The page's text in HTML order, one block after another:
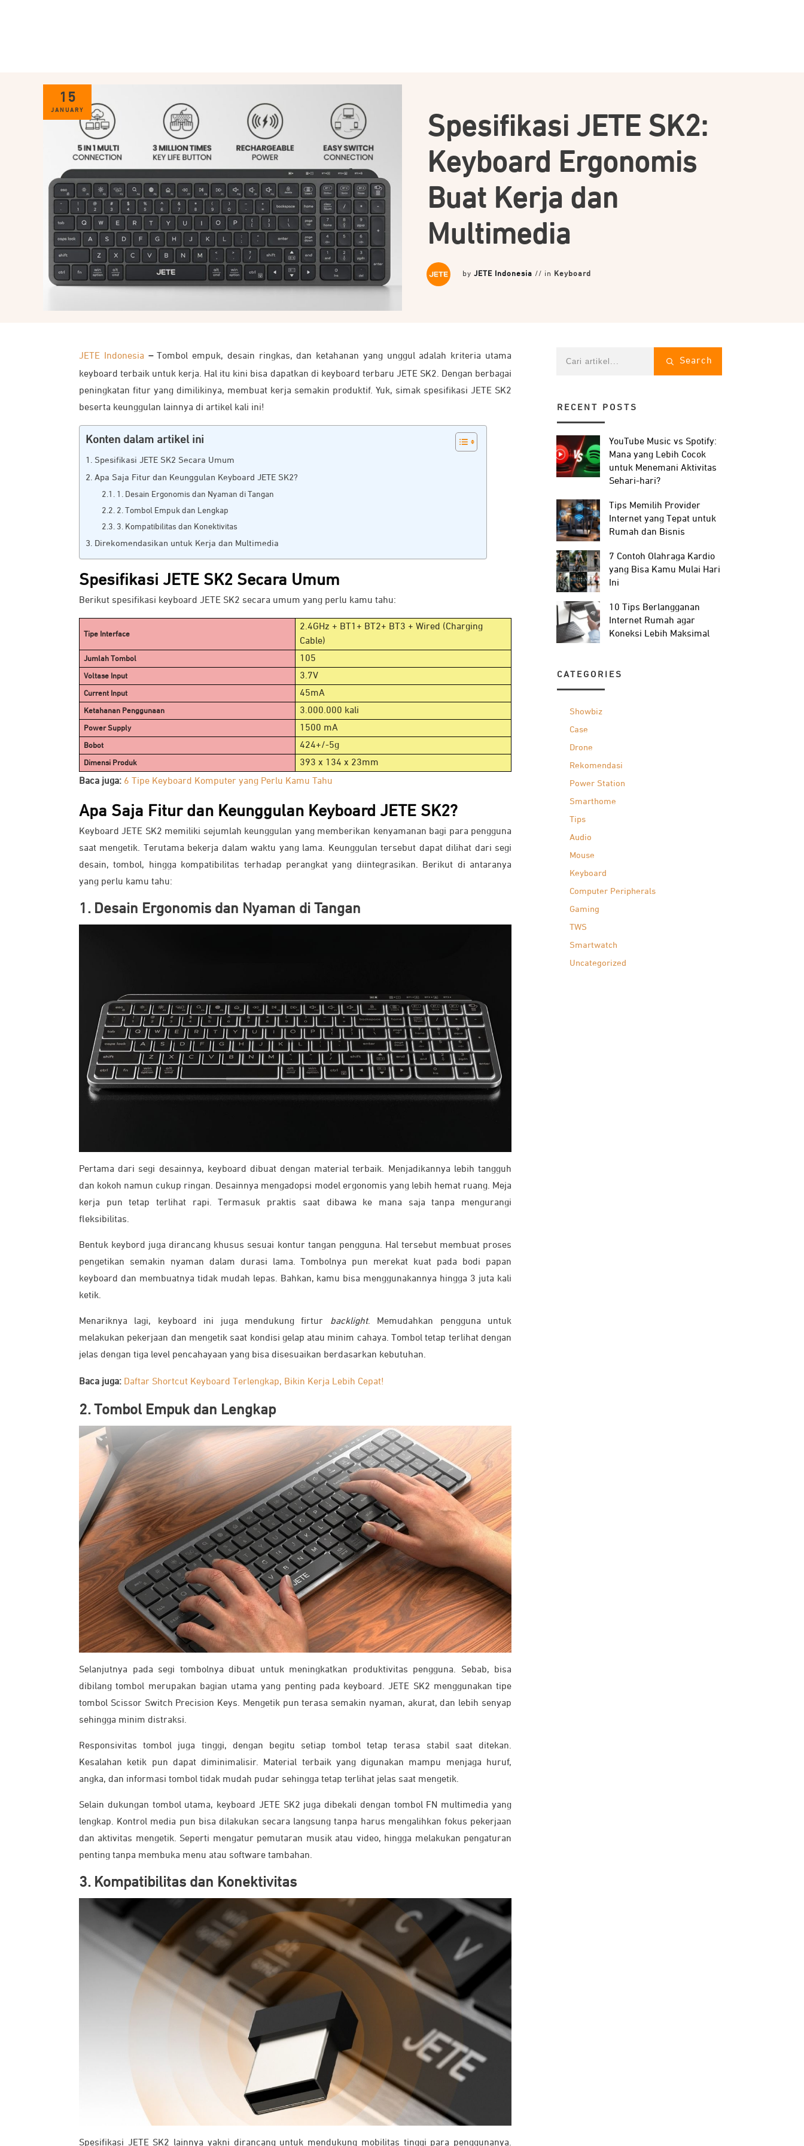
15
JANUARY
Spesifikasi JETE SK2:
Keyboard Ergonomis
Buat Kerja dan
Multimedia
byJETE Indonesia // in Keyboard
JETE Indonesia –
Tombol empuk, desain ringkas, dan ketahanan yang unggul adalah kriteria utama
keyboard terbaik untuk kerja. Hal itu kini bisa dapatkan di keyboard terbaru JETE SK2. Dengan berbagai
peningkatan fitur yang dimilikinya, membuat kerja semakin produktif. Yuk, simak spesifikasi JETE SK2
beserta keunggulan lainnya di artikel kali ini!
Konten dalam artikel ini
Spesifikasi JETE SK2 Secara Umum
Apa Saja Fitur dan Keunggulan Keyboard JETE SK2?
1. Desain Ergonomis dan Nyaman di Tangan
2. Tombol Empuk dan Lengkap
3. Kompatibilitas dan Konektivitas
Direkomendasikan untuk Kerja dan Multimedia
Spesifikasi JETE SK2 Secara Umum
Berikut spesifikasi keyboard JETE SK2 secara umum yang perlu kamu tahu:
Tipe Interface
2.4GHz + BT1+ BT2+ BT3 + Wired (Charging
Cable)
Jumlah Tombol 105
Voltase Input 3.7V
Current Input 45mA
Ketahanan Penggunaan 3.000.000 kali
Power Supply 1500 mA
Bobot 424+/-5g
Dimensi Produk
393 x 134 x 23mm
Baca juga: 6 Tipe Keyboard Komputer yang Perlu Kamu Tahu
Apa Saja Fitur dan Keunggulan Keyboard JETE SK2?
Keyboard JETE SK2 memiliki sejumlah keunggulan yang memberikan kenyamanan bagi para pengguna
saat mengetik. Terutama bekerja dalam waktu yang lama. Keunggulan tersebut dapat dilihat dari segi
desain, tombol, hingga kompatibilitas terhadap perangkat yang diintegrasikan. Berikut di antaranya
yang perlu kamu tahu:
1. Desain Ergonomis dan Nyaman di Tangan
Pertama dari segi desainnya, keyboard dibuat dengan material terbaik. Menjadikannya lebih tangguh
dan kokoh namun cukup ringan. Desainnya mengadopsi model ergonomis yang lebih hemat ruang. Meja
kerja pun tetap terlihat rapi. Termasuk praktis saat dibawa ke mana saja tanpa mengurangi
fleksibilitas.
Bentuk keybord juga dirancang khusus sesuai kontur tangan pengguna. Hal tersebut membuat proses
pengetikan semakin nyaman dalam durasi lama. Tombolnya pun merekat kuat pada bodi papan
keyboard dan membuatnya tidak mudah lepas. Bahkan, kamu bisa menggunakannya hingga 3 juta kali
ketik.
Menariknya lagi, keyboard ini juga mendukung firtur backlight. Memudahkan pengguna untuk
melakukan pekerjaan dan mengetik saat kondisi gelap atau minim cahaya. Tombol tetap terlihat dengan
jelas dengan tiga level pencahayaan yang bisa disesuaikan berdasarkan kebutuhan.
Baca juga: Daftar Shortcut Keyboard Terlengkap, Bikin Kerja Lebih Cepat!
2. Tombol Empuk dan Lengkap
Selanjutnya pada segi tombolnya dibuat untuk meningkatkan produktivitas pengguna. Sebab, bisa
dibilang tombol merupakan bagian utama yang penting pada keyboard. JETE SK2 menggunakan tipe
tombol Scissor Switch Precision Keys. Mengetik pun terasa semakin nyaman, akurat, dan lebih senyap
sehingga minim distraksi.
Responsivitas tombol juga tinggi, dengan begitu setiap tombol tetap terasa stabil saat ditekan.
Kesalahan ketik pun dapat diminimalisir. Material terbaik yang digunakan mampu menjaga huruf,
angka, dan informasi tombol tidak mudah pudar sehingga tetap terlihat jelas saat mengetik.
Selain dukungan tombol utama, keyboard JETE SK2 juga dibekali dengan tombol FN multimedia yang
lengkap. Kontrol media pun bisa dilakukan secara langsung tanpa harus mengalihkan fokus pekerjaan
dan aktivitas mengetik. Seperti mengatur pemutaran musik atau video, hingga melakukan pengaturan
penting tanpa membuka menu atau software tambahan.
3. Kompatibilitas dan Konektivitas
Spesifikasi JETE SK2 lainnya yakni dirancang untuk mendukung mobilitas tinggi para penggunanya.
Search
RECENT POSTS
YouTube Music vs Spotify:
Mana yang Lebih Cocok
untuk Menemani Aktivitas
Sehari-hari?
Tips Memilih Provider
Internet yang Tepat untuk
Rumah dan Bisnis
7 Contoh Olahraga Kardio
yang Bisa Kamu Mulai Hari
Ini
10 Tips Berlangganan
Internet Rumah agar
Koneksi Lebih Maksimal
CATEGORIES
Showbiz
Case
Drone
Rekomendasi
Power Station
Smarthome
Tips
Audio
Mouse
Keyboard
Computer Peripherals
Gaming
TWS
Smartwatch
Uncategorized